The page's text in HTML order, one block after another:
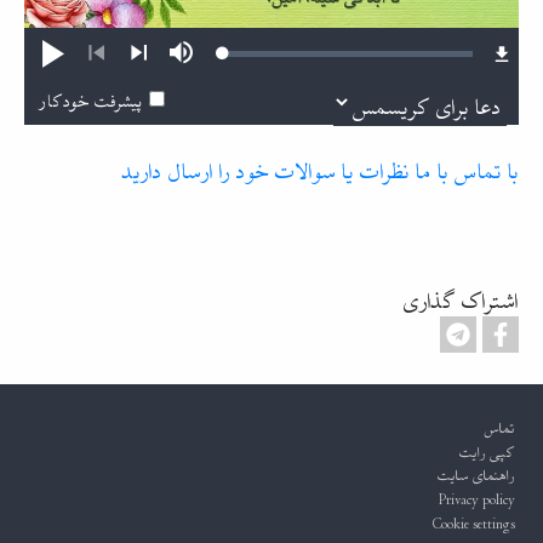
پخش
بعدی
MuteLoaded:
پیشرفت خودکار
با تماس با ما نظرات یا سوالات خود را ارسال دارید
اشتراک گذاری
تماس
کپی رایت
راهنمای سایت
Privacy policy
Cookie settings